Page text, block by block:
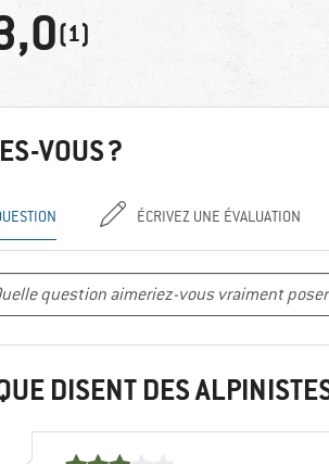
(1)
VOUS ?
ÉCRIVEZ UNE ÉVALUATION
DISENT DES